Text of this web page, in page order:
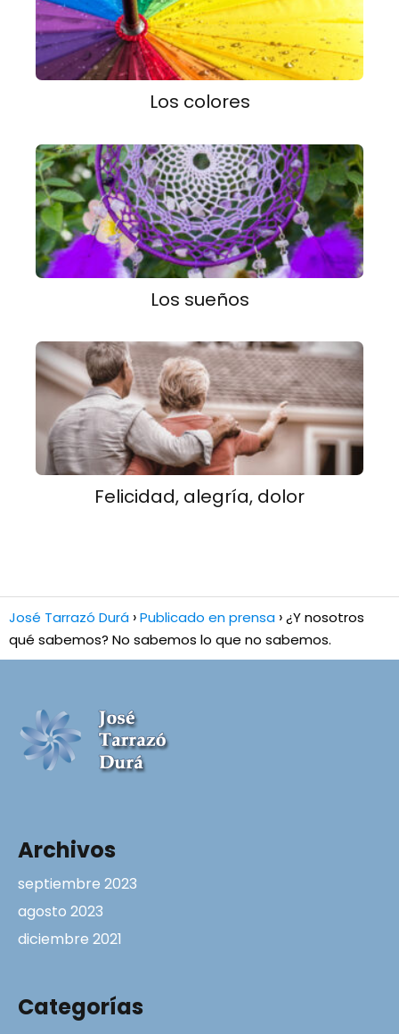
Los colores
Los sueños
Felicidad, alegría, dolor
José Tarrazó Durá Publicado en prensa ¿Y nosotros
qué sabemos? No sabemos lo que no sabemos.
Archivos
septiembre 2023
agosto 2023
diciembre 2021
Categorías